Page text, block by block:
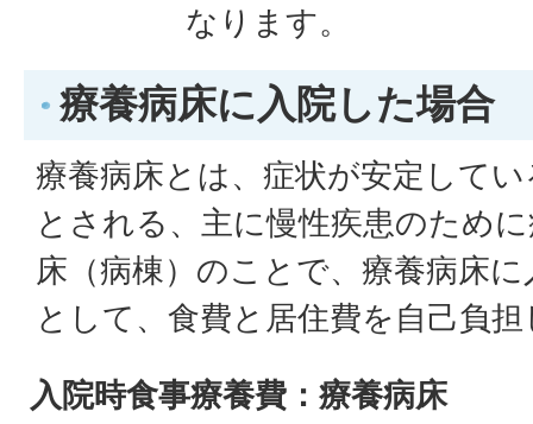
なります。
療養病床に入院した場合
療養病床とは、症状が安定して
とされる、主に慢性疾患のため
床（病棟）のことで、療養病床
として、食費と居住費を自己負
入院時食事療養費：療養病床